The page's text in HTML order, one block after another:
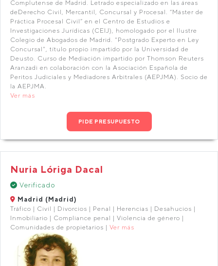
Complutense de Madrid. Letrado especializado en las áreas
deDerecho Civil, Mercantil, Concursal y Procesal. “Máster de
Práctica Procesal Civil” en el Centro de Estudios e
Investigaciones Jurídicas (CEIJ), homologado por el Ilustre
Colegio de Abogados de Madrid. "Postgrado Experto en Ley
Concursal", título propio impartido por la Universidad de
Deusto. Curso de Mediación impartido por Thomson Reuters
Aranzadi en colaboración con la Asociación Española de
Peritos Judiciales y Mediadores Arbitrales (AEPJMA). Socio de
la AEPJMA.
Ver más
PIDE PRESUPUESTO
Nuria Lóriga Dacal
Verificado
Madrid (Madrid)
Tráfico | Civil | Divorcios | Penal | Herencias | Desahucios |
Inmobiliario | Compliance penal | Violencia de género |
Comunidades de propietarios | Ver más